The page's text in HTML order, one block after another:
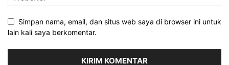
Simpan nama, email, dan situs web saya di browser ini untuk
lain kali saya berkomentar.